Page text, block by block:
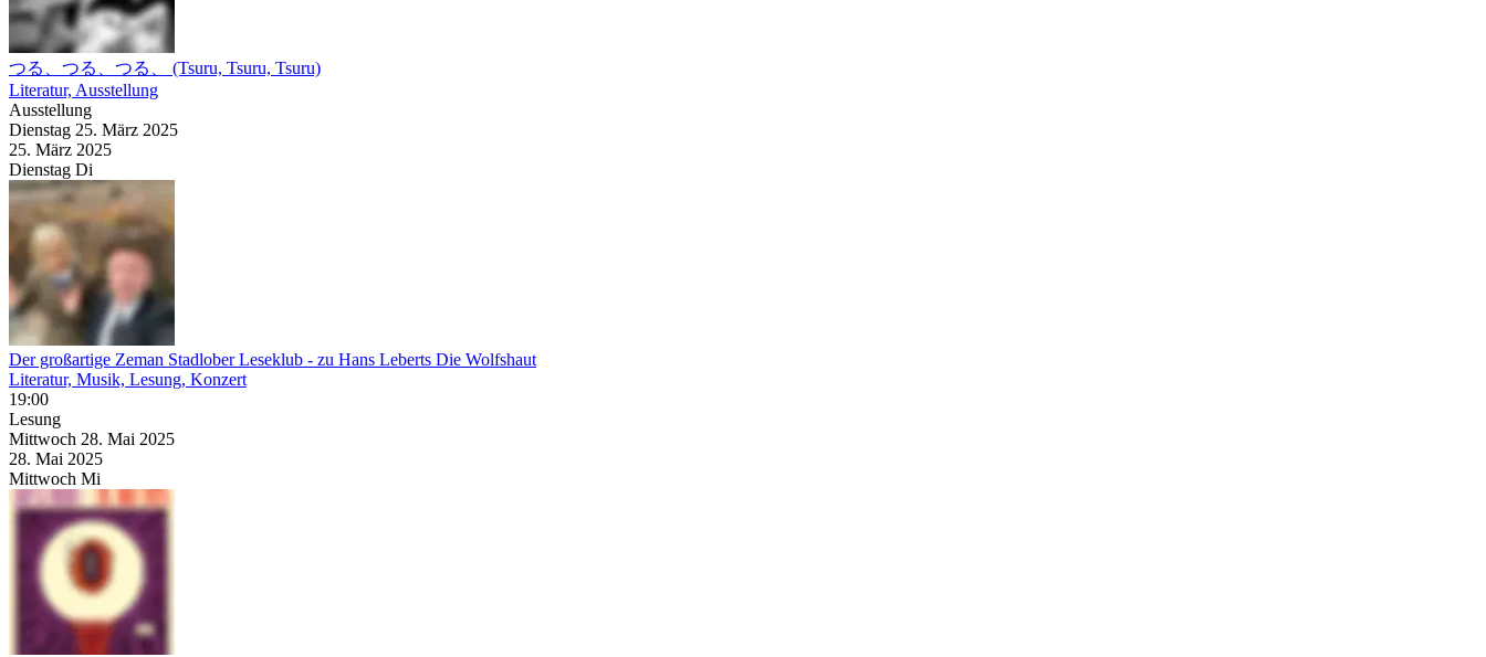
つる、つる、つる、 (Tsuru, Tsuru, Tsuru)
Literatur, Ausstellung
Ausstellung
Dienstag 25. März 2025
25. März 2025
Dienstag Di
Der großartige Zeman Stadlober Leseklub - zu Hans Leberts Die Wolfshaut
Literatur, Musik, Lesung, Konzert
19:00
Lesung
Mittwoch 28. Mai 2025
28. Mai 2025
Mittwoch Mi